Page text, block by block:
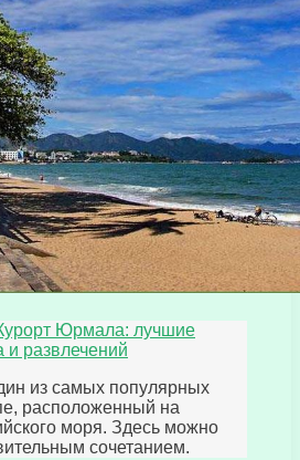
Юрмала: лучшие
и развлечений
из самых популярных
расположенный на
моря. Здесь можно
сочетанием.